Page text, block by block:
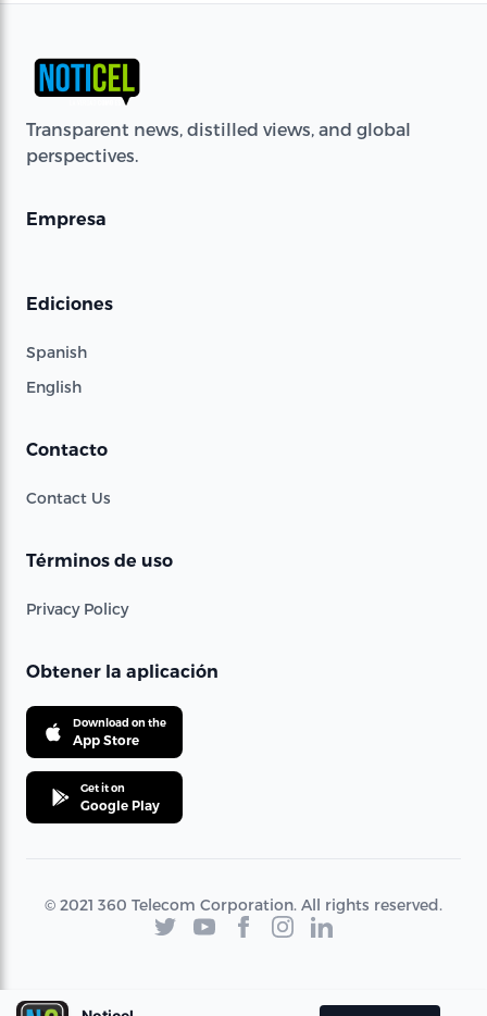
Transparent news, distilled views, and global
perspectives.
Empresa
Ediciones
Spanish
English
Contacto
Contact Us
Términos de uso
Privacy Policy
Obtener la aplicación
Download on the
App Store
Get it on
Google Play
© 2021 360 Telecom Corporation. All rights reserved.